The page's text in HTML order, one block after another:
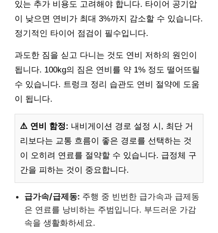
있는 추가 비용도 고려해야 합니다. 타이어 공기압
이 낮으면 연비가 최대 3%까지 감소할 수 있습니다.
정기적인 타이어 점검이 필수입니다.
과도한 짐을 싣고 다니는 것도 연비 저하의 원인이
됩니다. 100kg의 짐은 연비를 약 1% 정도 떨어뜨릴
수 있습니다. 트렁크 정리 습관도 연비 절약에 도움
이 됩니다.
⚠️ 연비 함정: 내비게이션 경로 설정 시, 최단 거
리보다는 교통 흐름이 좋은 경로를 선택하는 것
이 오히려 연료를 절약할 수 있습니다. 급정체 구
간을 피하는 것이 중요합니다.
급가속/급제동: 주행 중 빈번한 급가속과 급제동
은 연료를 낭비하는 주범입니다. 부드러운 가감
속을 생활화하세요.